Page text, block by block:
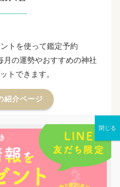
トを使って鑑定予約
月の運勢やおすすめの神社
トできます。
紹介ページ